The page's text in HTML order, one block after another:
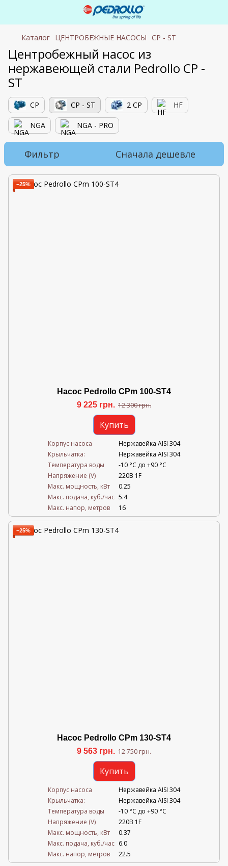
Каталог ЦЕНТРОБЕЖНЫЕ НАСОСЫ CP - ST
Центробежный насос из
нержавеющей стали Pedrollo CP -
ST
CP CP - ST 2 CP HF
NGA NGA - PRO
Фильтр Сначала дешевле
−25%
Насос Pedrollo CPm 100-ST4
9 225 грн. 12 300 грн.
Купить
Корпус насоса
Нержавейка AISI 304
Крыльчатка:
Нержавейка AISI 304
Температура воды
-10 °C до +90 °C
Напряжение (V)
220В 1F
Mакс. мощность, кВт
0.25
Mакс. подача, куб./час 5.4
Maкс. напор, метров
16
−25%
Насос Pedrollo CPm 130-ST4
9 563 грн. 12 750 грн.
Купить
Корпус насоса
Нержавейка AISI 304
Крыльчатка:
Нержавейка AISI 304
Температура воды
-10 °C до +90 °C
Напряжение (V)
220В 1F
Mакс. мощность, кВт
0.37
Mакс. подача, куб./час 6.0
Maкс. напор, метров
22.5